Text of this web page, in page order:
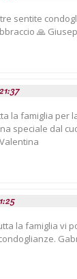
sentite
🙏
la famiglia per
speciale dal
la famiglia vi